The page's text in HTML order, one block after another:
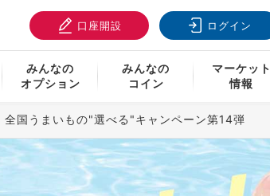
口座開設 ログイン
みんなの
オプション
みんなの
コイン
マーケット
情報
全国うまいもの"選べる"キャンペーン第14弾